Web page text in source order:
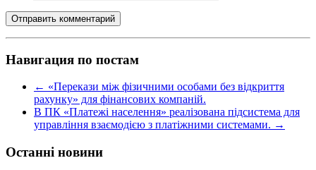
Навигация по постам
← «Перекази між фізичними особами без відкриття
рахунку» для фінансових компаній.
В ПК «Платежі населення» реалізована підсистема для
управління взаємодією з платіжними системами. →
Останні новини